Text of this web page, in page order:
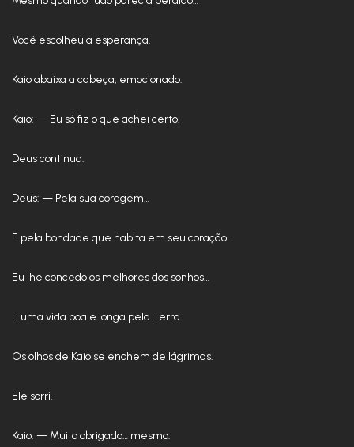
Você escolheu a esperança.
Kaio abaixa a cabeça, emocionado.
Kaio: — Eu só fiz o que achei certo.
Deus continua.
Deus: — Pela sua coragem…
E pela bondade que habita em seu coração…
Eu lhe concedo os melhores dos sonhos…
E uma vida boa e longa pela Terra.
Os olhos de Kaio se enchem de lágrimas.
Ele sorri.
Kaio: — Muito obrigado… mesmo.